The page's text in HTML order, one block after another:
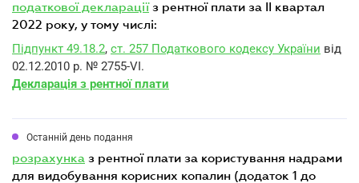
податкової декларації з рентної плати за II квартал
2022 року, у тому числі:
Підпункт 49.18.2, ст. 257 Податкового кодексу України від
02.12.2010 р. № 2755-VI.
Декларація з рентної плати
Останній день подання
розрахунка з рентної плати за користування надрами
для видобування корисних копалин (додаток 1 до